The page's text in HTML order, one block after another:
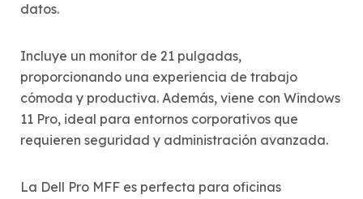
datos.
Incluye un monitor de 21 pulgadas,
proporcionando una experiencia de trabajo
cómoda y productiva. Además, viene con Windows
11 Pro, ideal para entornos corporativos que
requieren seguridad y administración avanzada.
La Dell Pro MFF es perfecta para oficinas